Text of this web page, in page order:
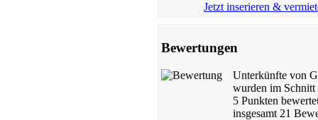
Jetzt inserieren &
Bewertungen
Unterkünfte von
wurden im
5 Punkten
insgesamt 21